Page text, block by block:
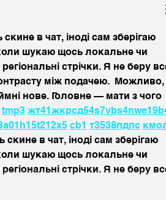
I
в чат, іноді сам зберігаю
шукаю щось локальне чи
стрічки. Я не беру
між подачею.  Можливо,
нове. Головне — мати з чого
tmp3 жт41жкрсд54s7vbs4nwe19
a01 h15t212x5 cb1 т3538пдпс км
в чат, іноді сам зберігаю
шукаю щось локальне чи
стрічки. Я не беру